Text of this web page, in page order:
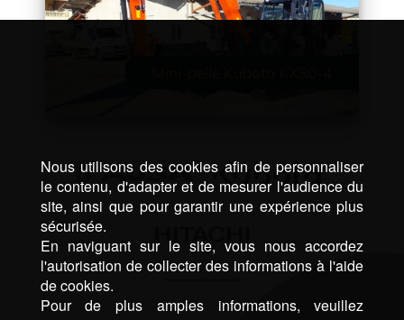
Nous utilisons des cookies afin de personnaliser
le contenu, d'adapter et de mesurer l'audience du
site, ainsi que pour garantir une expérience plus
sécurisée.
En naviguant sur le site, vous nous accordez
l'autorisation de collecter des informations à l'aide
de cookies.
Pour de plus amples informations, veuillez